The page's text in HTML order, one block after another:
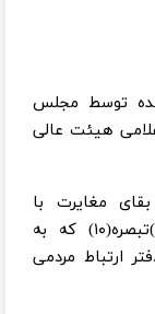
شده توسط مجلس
هیئت عالی
مغایرت با
سیاست‌ها کلی در موضوع بند الحاقی(۵)تبصره(۱۰) که به
ارتباط مردمی